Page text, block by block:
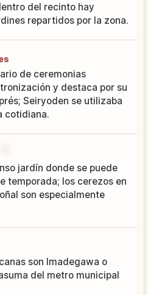
del recinto hay
repartidos por la zona.
de ceremonias
y destaca por su
Seiryoden se utilizaba
cotidiana.
jardín donde se puede
temporada; los cerezos en
son especialmente
son Imadegawa o
del metro municipal